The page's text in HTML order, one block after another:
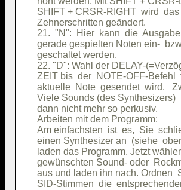
SHIFT + CRSR-RIGHT  wird  das
Zehnerschritten geändert.
21.  "N":  Hier  kann  die
gerade gespielten Noten ein-
geschaltet werden.
22. "D": Wahl der DELAY-
ZEIT bis  der  NOTE-OFF-Befehl
aktuelle  Note  gesendet  wird.
Viele Sounds (des Synthesizers)
dann nicht mehr so perkusiv.
Arbeiten mit dem
Am einfachsten  ist  es,  Sie
einen Synthesizer an  (siehe
laden das Programm. Jetzt
gewünschten Sound- oder
aus und laden ihn nach. Ordnen
SID-Stimmen  die